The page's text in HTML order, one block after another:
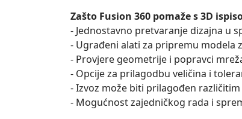
Zašto Fusion 360 pomaže s 3D
- Jednostavno pretvaranje dizajna u
- Ugrađeni alati za pripremu modela
- Provjere geometrije i popravci
- Opcije za prilagodbu veličina i
- Izvoz može biti prilagođen
- Mogućnost zajedničkog rada i